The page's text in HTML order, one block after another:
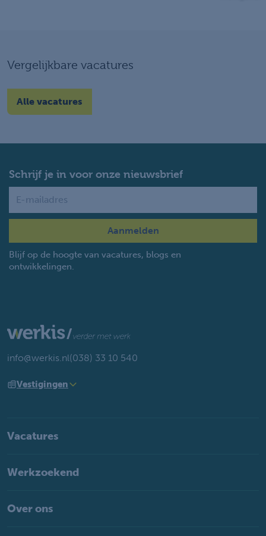
Vergelijkbare vacatures
Alle vacatures
Schrijf je in voor onze nieuwsbrief
Blijf op de hoogte van vacatures, blogs en
ontwikkelingen.
info@werkis.nl(038) 33 10 540
Vestigingen
Vacatures
Werkzoekend
Over ons